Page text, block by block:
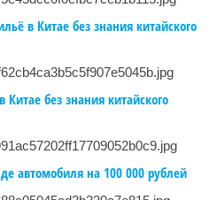
в Китае без знания китайского
без знания китайского
автомобиля на 100 000 рублей